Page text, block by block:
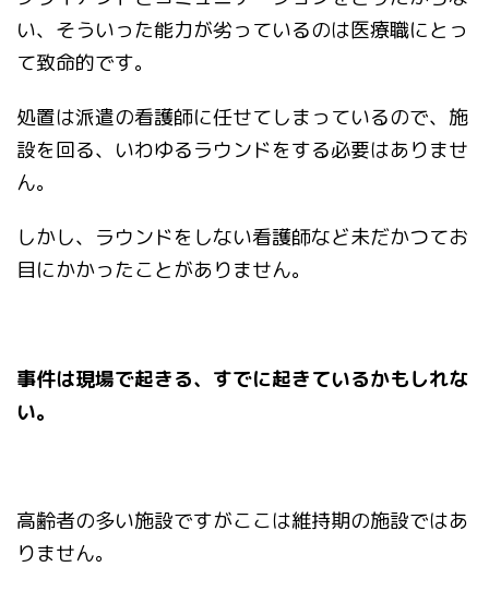
い、そういった能力が劣っているのは医療職にとっ
て致命的です。
処置は派遣の看護師に任せてしまっているので、施
設を回る、いわゆるラウンドをする必要はありませ
ん。
しかし、ラウンドをしない看護師など未だかつてお
目にかかったことがありません。
事件は現場で起きる、すでに起きているかもしれな
い。
高齢者の多い施設ですがここは維持期の施設ではあ
りません。